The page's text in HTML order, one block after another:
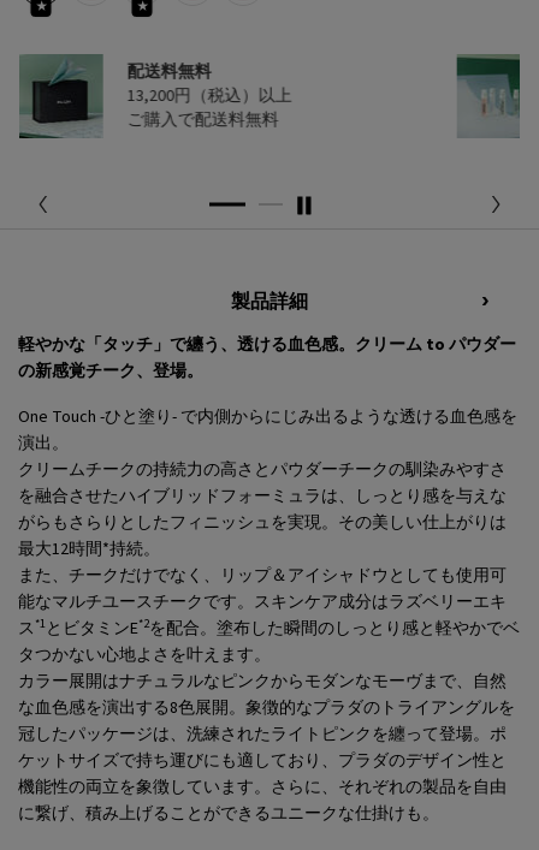
★ ★
サンプルプレゼント
人気製品のサンプルを
2種プレゼント
製品詳細
軽やかな「タッチ」で纏う、透ける血色感。クリーム to パウダー
の新感覚チーク、登場。
One Touch -ひと塗り- で内側からにじみ出るような透ける血色感を
演出。
クリームチークの持続力の高さとパウダーチークの馴染みやすさ
を融合させたハイブリッドフォーミュラは、しっとり感を与えな
がらもさらりとしたフィニッシュを実現。その美しい仕上がりは
最大12時間*持続。
また、チークだけでなく、リップ＆アイシャドウとしても使用可
能なマルチユースチークです。スキンケア成分はラズベリーエキ
ス *1とビタミンE*2を配合。塗布した瞬間のしっとり感と軽やかでベ
タつかない心地よさを叶えます。
カラー展開はナチュラルなピンクからモダンなモーヴまで、自然
な血色感を演出する8色展開。象徴的なプラダのトライアングルを
冠したパッケージは、洗練されたライトピンクを纏って登場。ポ
ケットサイズで持ち運びにも適しており、プラダのデザイン性と
機能性の両立を象徴しています。さらに、それぞれの製品を自由
に繋げ、積み上げることができるユニークな仕掛けも。